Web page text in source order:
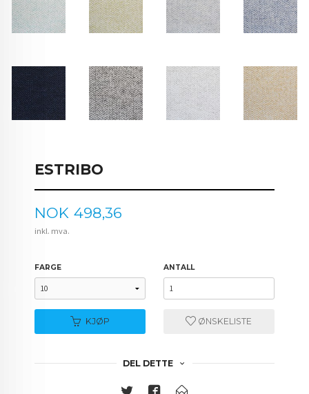
ESTRIBO
Pris
NOK 498,36
inkl. mva.
FARGE ANTALL
KJØP ØNSKELISTE
DEL DETTE